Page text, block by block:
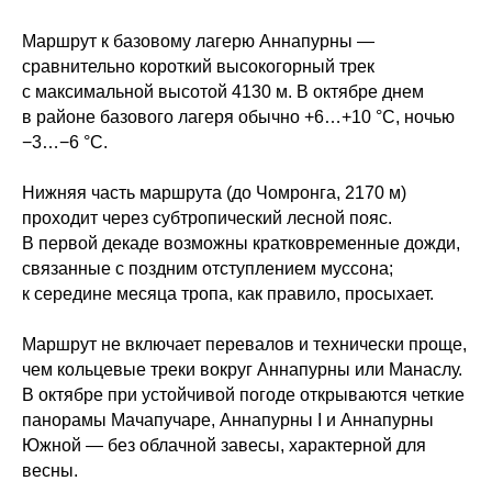
Маршрут к базовому лагерю Аннапурны —
сравнительно короткий высокогорный трек
с максимальной высотой 4130 м. В октябре днем
в районе базового лагеря обычно +6…+10 °C, ночью
−3…−6 °C.
Нижняя часть маршрута (до Чомронга, 2170 м)
проходит через субтропический лесной пояс.
В первой декаде возможны кратковременные дожди,
связанные с поздним отступлением муссона;
к середине месяца тропа, как правило, просыхает.
Маршрут не включает перевалов и технически проще,
чем кольцевые треки вокруг Аннапурны или Манаслу.
В октябре при устойчивой погоде открываются четкие
панорамы Мачапучаре, Аннапурны I и Аннапурны
Южной — без облачной завесы, характерной для
весны.